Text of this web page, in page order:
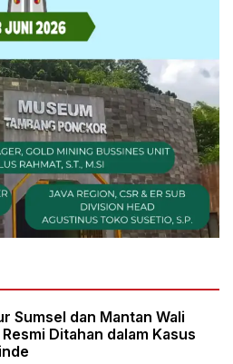
Sumsel dan Mantan Wali
Ditahan dalam Kasus